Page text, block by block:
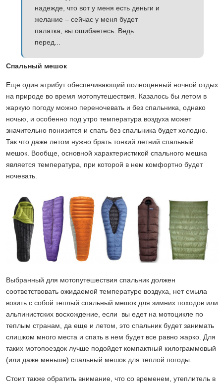
надежде, что вот у меня есть деньги и
желание – сейчас у меня будет
палатка, вы ошибаетесь. Ведь
перед...
Спальный мешок
Еще один атрибут обеспечивающий полноценный ночной отдых
на природе во время мотопутешествия. Казалось бы летом в
жаркую погоду можно переночевать и без спальника, однако
ночью, и особенно под утро температура воздуха может
значительно понизится и спать без спальника будет холодно.
Так что даже летом нужно брать тонкий летний спальный
мешок. Вообще, основной характеристикой спального мешка
является температура, при которой в нем комфортно будет
ночевать.
Выбранный для мотопутешествия спальник должен
соответствовать ожидаемой температуре воздуха, нет смыла
возить с собой теплый спальный мешок для зимних походов или
альпинистских восхождение, если вы едет на мотоцикле по
теплым странам, да еще и летом, это спальник будет занимать
слишком много места и спать в нем будет все равно жарко. Для
таких мотопоездок лучше подойдет компактный килограммовый
(или даже меньше) спальный мешок для теплой погоды.
Стоит также обратить внимание, что со временем, утеплитель в